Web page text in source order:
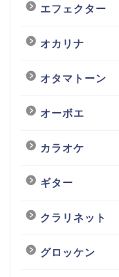
エフェクター
オカリナ
オタマトーン
オーボエ
カラオケ
ギター
クラリネット
グロッケン